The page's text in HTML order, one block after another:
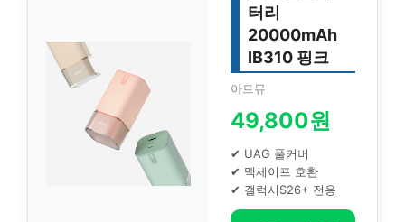
터리
20000mAh
IB310 핑크
아트뮤
49,800원
✔ UAG 풀커버
✔ 맥세이프 호환
✔ 갤럭시S26+ 전용